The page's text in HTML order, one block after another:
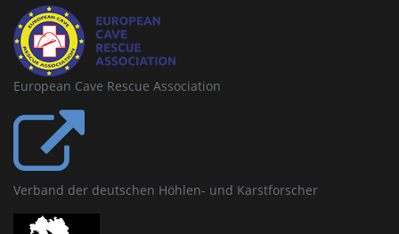
European Cave Rescue Association
Verband der deutschen Höhlen- und Karstforscher